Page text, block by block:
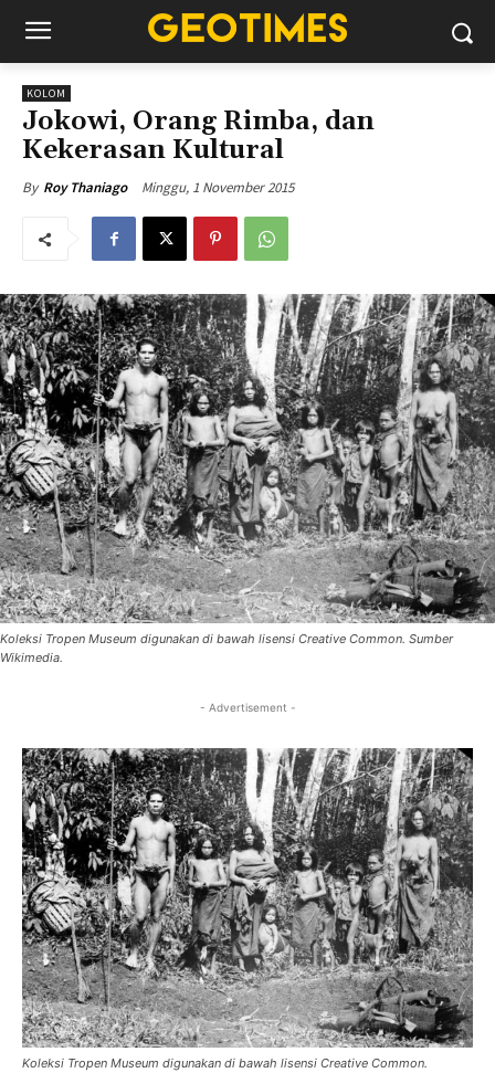
KOLOM
Jokowi, Orang Rimba, dan
Kekerasan Kultural
By Roy Thaniago Minggu, 1 November 2015
Koleksi Tropen Museum digunakan di bawah lisensi Creative Common. Sumber
Wikimedia.
- Advertisement -
Koleksi Tropen Museum digunakan di bawah lisensi Creative Common.